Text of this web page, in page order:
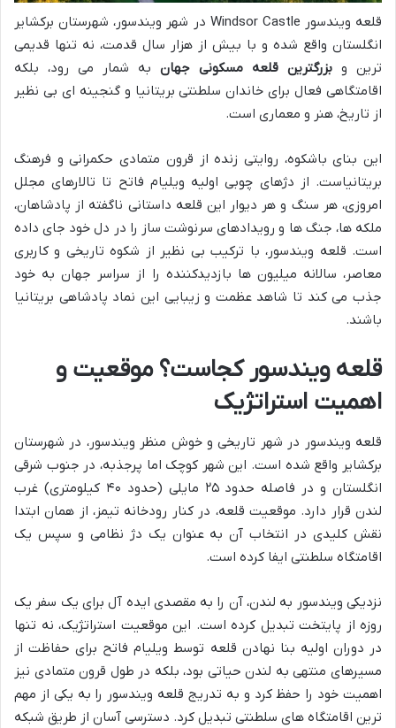
قلعه ویندسور Windsor Castle در شهر ویندسور، شهرستان برکشایر
انگلستان واقع شده و با بیش از هزار سال قدمت، نه تنها قدیمی
ترین و بزرگترین قلعه مسکونی جهان به شمار می رود، بلکه
اقامتگاهی فعال برای خاندان سلطنتی بریتانیا و گنجینه ای بی نظیر
از تاریخ، هنر و معماری است.
این بنای باشکوه، روایتی زنده از قرون متمادی حکمرانی و فرهنگ
بریتانیاست. از دژهای چوبی اولیه ویلیام فاتح تا تالارهای مجلل
امروزی، هر سنگ و هر دیوار این قلعه داستانی ناگفته از پادشاهان،
ملکه ها، جنگ ها و رویدادهای سرنوشت ساز را در دل خود جای داده
است. قلعه ویندسور، با ترکیب بی نظیر از شکوه تاریخی و کاربری
معاصر، سالانه میلیون ها بازدیدکننده را از سراسر جهان به خود
جذب می کند تا شاهد عظمت و زیبایی این نماد پادشاهی بریتانیا
باشند.
قلعه ویندسور کجاست؟ موقعیت و
اهمیت استراتژیک
قلعه ویندسور در شهر تاریخی و خوش منظر ویندسور، در شهرستان
برکشایر واقع شده است. این شهر کوچک اما پرجذبه، در جنوب شرقی
انگلستان و در فاصله حدود ۲۵ مایلی (حدود ۴۰ کیلومتری) غرب
لندن قرار دارد. موقعیت قلعه، در کنار رودخانه تیمز، از همان ابتدا
نقش کلیدی در انتخاب آن به عنوان یک دژ نظامی و سپس یک
اقامتگاه سلطنتی ایفا کرده است.
نزدیکی ویندسور به لندن، آن را به مقصدی ایده آل برای یک سفر یک
روزه از پایتخت تبدیل کرده است. این موقعیت استراتژیک، نه تنها
در دوران اولیه بنا نهادن قلعه توسط ویلیام فاتح برای حفاظت از
مسیرهای منتهی به لندن حیاتی بود، بلکه در طول قرون متمادی نیز
اهمیت خود را حفظ کرد و به تدریج قلعه ویندسور را به یکی از مهم
ترین اقامتگاه های سلطنتی تبدیل کرد. دسترسی آسان از طریق شبکه